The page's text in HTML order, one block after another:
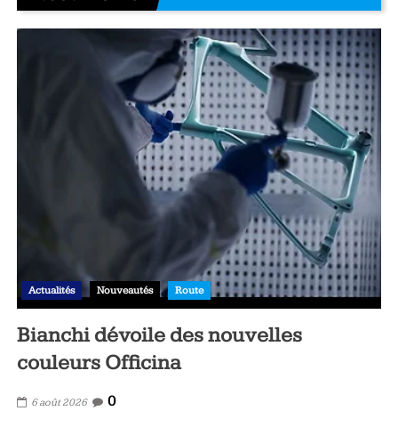
Actualités Nouveautés Route
Bianchi dévoile des nouvelles
couleurs Officina
6 août 2026 0